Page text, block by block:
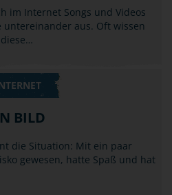
im Internet Songs und Videos
aus. Oft wissen
BILD
die Situation: Mit ein paar
gewesen, hatte Spaß und hat